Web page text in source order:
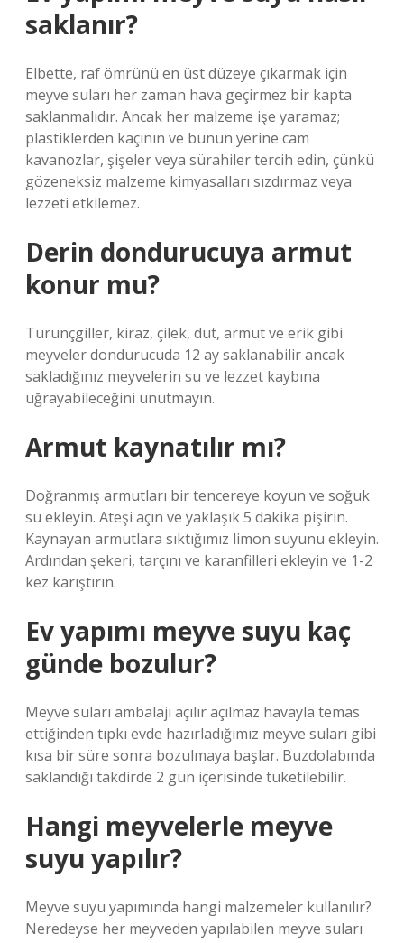
saklanır?
Elbette, raf ömrünü en üst düzeye çıkarmak için
meyve suları her zaman hava geçirmez bir kapta
saklanmalıdır. Ancak her malzeme işe yaramaz;
plastiklerden kaçının ve bunun yerine cam
kavanozlar, şişeler veya sürahiler tercih edin, çünkü
gözeneksiz malzeme kimyasalları sızdırmaz veya
lezzeti etkilemez.
Derin dondurucuya armut
konur mu?
Turunçgiller, kiraz, çilek, dut, armut ve erik gibi
meyveler dondurucuda 12 ay saklanabilir ancak
sakladığınız meyvelerin su ve lezzet kaybına
uğrayabileceğini unutmayın.
Armut kaynatılır mı?
Doğranmış armutları bir tencereye koyun ve soğuk
su ekleyin. Ateşi açın ve yaklaşık 5 dakika pişirin.
Kaynayan armutlara sıktığımız limon suyunu ekleyin.
Ardından şekeri, tarçını ve karanfilleri ekleyin ve 1-2
kez karıştırın.
Ev yapımı meyve suyu kaç
günde bozulur?
Meyve suları ambalajı açılır açılmaz havayla temas
ettiğinden tıpkı evde hazırladığımız meyve suları gibi
kısa bir süre sonra bozulmaya başlar. Buzdolabında
saklandığı takdirde 2 gün içerisinde tüketilebilir.
Hangi meyvelerle meyve
suyu yapılır?
Meyve suyu yapımında hangi malzemeler kullanılır?
Neredeyse her meyveden yapılabilen meyve suları